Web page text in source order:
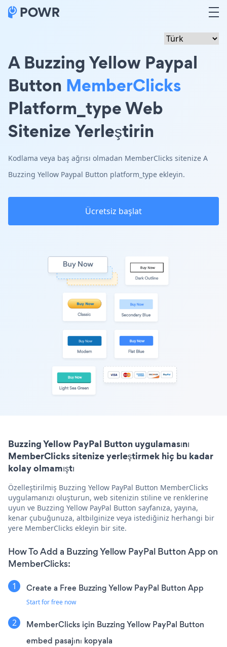
A Buzzing Yellow Paypal
Button MemberClicks
Platform_type Web
Sitenize Yerleştirin
Kodlama veya baş ağrısı olmadan MemberClicks sitenize A
Buzzing Yellow Paypal Button platform_type ekleyin.
Ücretsiz başlat
Buzzing Yellow PayPal Button uygulamasını
MemberClicks sitenize yerleştirmek hiç bu kadar
kolay olmamıştı
Özelleştirilmiş Buzzing Yellow PayPal Button MemberClicks
uygulamanızı oluşturun, web sitenizin stiline ve renklerine
uyun ve Buzzing Yellow PayPal Button sayfanıza, yayına,
kenar çubuğunuza, altbilginize veya istediğiniz herhangi bir
yere MemberClicks ekleyin bir site.
How To Add a Buzzing Yellow PayPal Button App on
MemberClicks:
Create a Free Buzzing Yellow PayPal Button App
Start for free now
MemberClicks için Buzzing Yellow PayPal Button
embed pasajını kopyala